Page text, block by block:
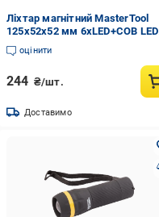
Ліхтар магнітний MasterTool
125х52х52 мм 6хLED+COB LED
4хAAA з регулюванням нахилу
бокового світла (94-0809)
оцінити
244 ₴/шт.
Доставимо